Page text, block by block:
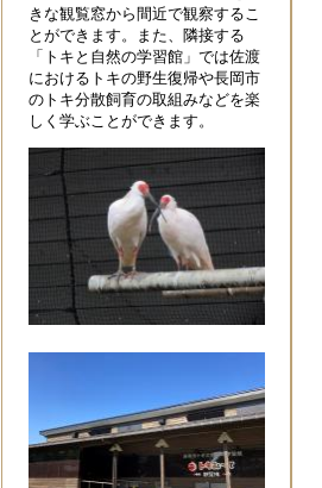
きな観覧窓から間近で観察するこ
とができます。また、隣接する
「トキと自然の学習館」では佐渡
におけるトキの野生復帰や長岡市
のトキ分散飼育の取組みなどを楽
しく学ぶことができます。